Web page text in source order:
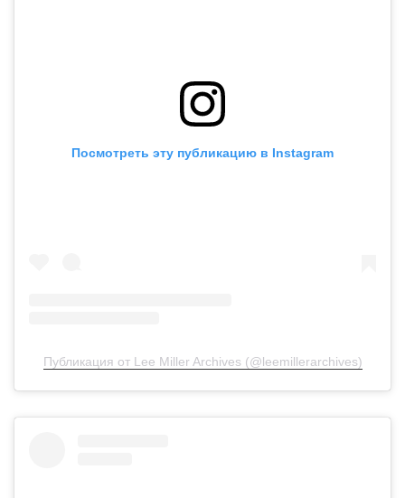
Посмотреть эту публикацию в Instagram
Публикация от Lee Miller Archives (@leemillerarchives)